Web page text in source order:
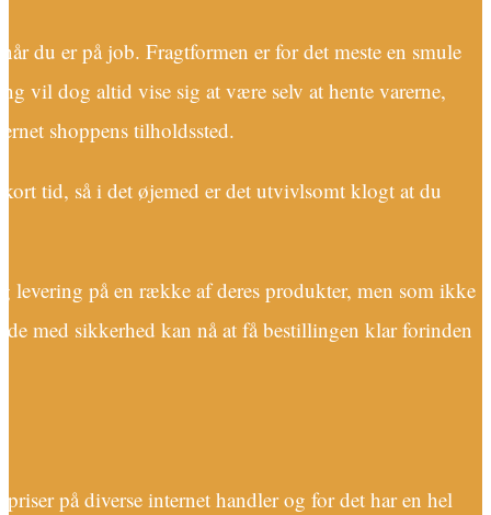
du er på job. Fragtformen er for det meste en smule
vil dog altid vise sig at være selv at hente varerne,
shoppens tilholdssted.
tid, så i det øjemed er det utvivlsomt klogt at du
på en række af deres produkter, men som ikke
med sikkerhed kan nå at få bestillingen klar forinden
på diverse internet handler og for det har en hel